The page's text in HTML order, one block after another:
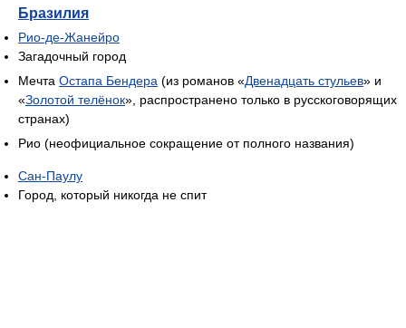
Бразилия
Рио-де-Жанейро
Загадочный город
Мечта Остапа Бендера (из романов «Двенадцать стульев» и
«Золотой телёнок», распространено только в русскоговорящих
странах)
Рио (неофициальное сокращение от полного названия)
Сан-Паулу
Город, который никогда не спит